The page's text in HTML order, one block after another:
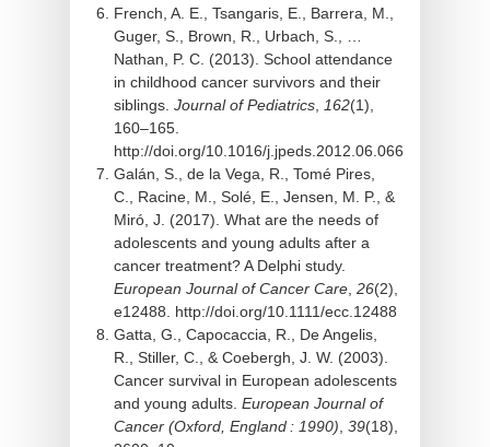
French, A. E., Tsangaris, E., Barrera, M.,
Guger, S., Brown, R., Urbach, S., …
Nathan, P. C. (2013). School attendance
in childhood cancer survivors and their
siblings. Journal of Pediatrics 162(1),
160–165.
http://doi.org/10.1016/j.jpeds.2012.06.066
Galán, S., de la Vega, R., Tomé Pires,
C., Racine, M., Solé, E., Jensen, M. P., &
Miró, J. (2017). What are the needs of
adolescents and young adults after a
cancer treatment? A Delphi study.
European Journal of Cancer Care 26(2),
e12488. http://doi.org/10.1111/ecc.12488
Gatta, G., Capocaccia, R., De Angelis,
R., Stiller, C., & Coebergh, J. W. (2003).
Cancer survival in European adolescents
and young adults. European Journal of
Cancer (Oxford, England : 1990) 39(18),